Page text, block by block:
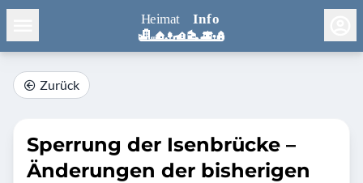
Zurück
Sperrung der Isenbrücke –
Änderungen der bisherigen